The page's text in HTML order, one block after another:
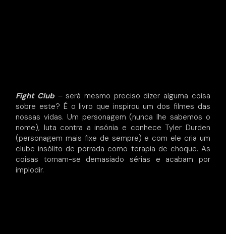
Fight Club– será mesmo preciso dizer alguma coisa
sobre este? É o livro que inspirou um dos filmes das
nossas vidas. Um personagem (nunca lhe sabemos o
nome), luta contra a insónia e conhece Tyler Durden
(personagem mais fixe de sempre) e com ele cria um
clube insólito de porrada como terapia de choque. As
coisas tornam-se demasiado sérias e acabam por
implodir.